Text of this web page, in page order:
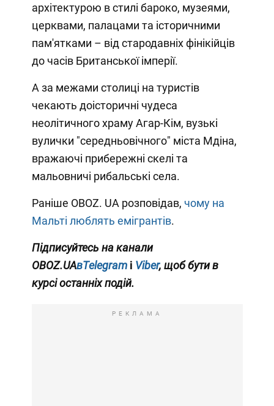
архітектурою в стилі бароко, музеями,
церквами, палацами та історичними
пам'ятками – від стародавніх фінікійців
до часів Британської імперії.
А за межами столиці на туристів
чекають доісторичні чудеса
неолітичного храму Агар-Кім, вузькі
вулички "середньовічного" міста Мдіна,
вражаючі прибережні скелі та
мальовничі рибальські села.
Раніше OBOZ. UA розповідав, чому на
Мальті люблять емігрантів.
Підписуйтесь на канали
OBOZ.UAвTelegramі Viber, щоб бути в
курсі останніх подій.
РЕКЛАМА